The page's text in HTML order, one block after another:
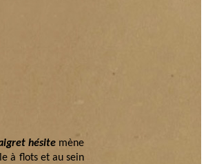
hésitemène
à flots et au sein